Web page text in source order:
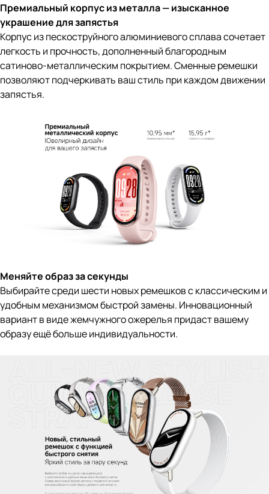
Премиальный корпус из металла — изысканное
украшение для запястья
Корпус из пескоструйного алюминиевого сплава сочетает
легкость и прочность, дополненный благородным
сатиново-металлическим покрытием. Сменные ремешки
позволяют подчеркивать ваш стиль при каждом движении
запястья.
Меняйте образ за секунды
Выбирайте среди шести новых ремешков с классическим и
удобным механизмом быстрой замены. Инновационный
вариант в виде жемчужного ожерелья придаст вашему
образу ещё больше индивидуальности.